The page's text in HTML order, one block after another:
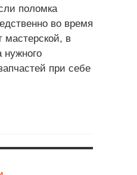
поломка
во время
мастерской, в
нужного
при себе